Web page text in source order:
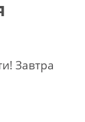
Завтра